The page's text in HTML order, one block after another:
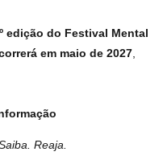
edição do Festival Mental
em maio de 2027,
Reaja.